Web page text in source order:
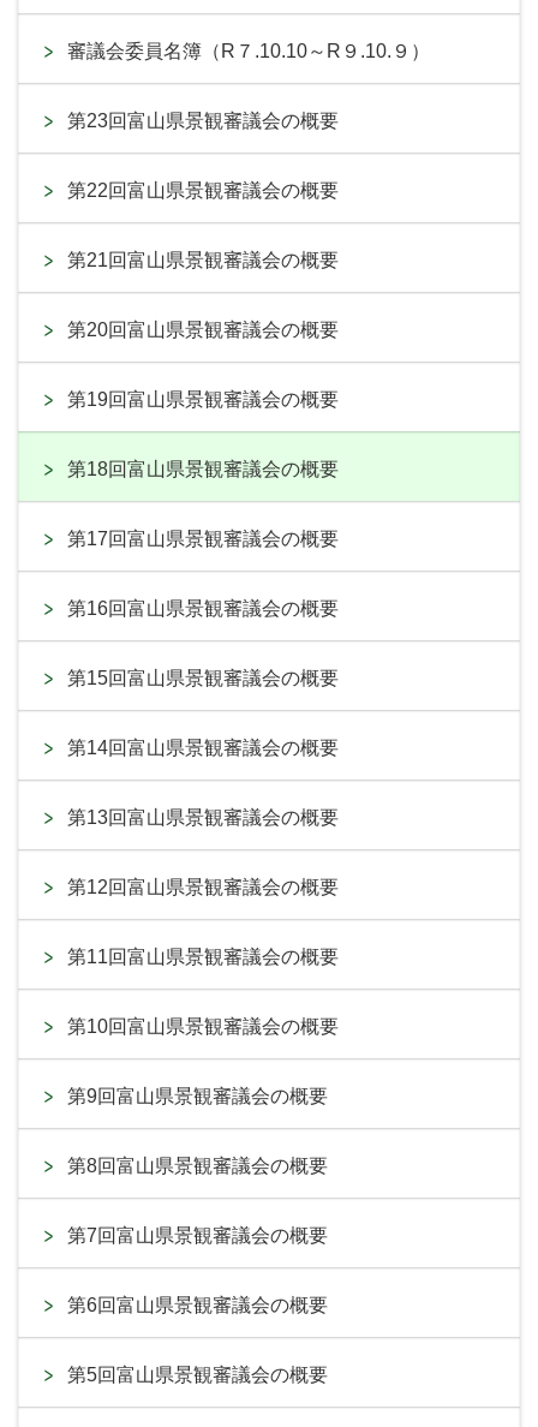
審議会委員名簿（R７.10.10～R９.10.９）
第23回富山県景観審議会の概要
第22回富山県景観審議会の概要
第21回富山県景観審議会の概要
第20回富山県景観審議会の概要
第19回富山県景観審議会の概要
第18回富山県景観審議会の概要
第17回富山県景観審議会の概要
第16回富山県景観審議会の概要
第15回富山県景観審議会の概要
第14回富山県景観審議会の概要
第13回富山県景観審議会の概要
第12回富山県景観審議会の概要
第11回富山県景観審議会の概要
第10回富山県景観審議会の概要
第9回富山県景観審議会の概要
第8回富山県景観審議会の概要
第7回富山県景観審議会の概要
第6回富山県景観審議会の概要
第5回富山県景観審議会の概要